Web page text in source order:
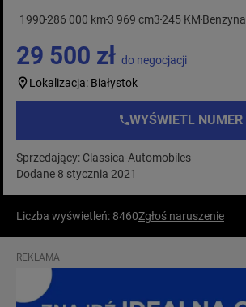
1990286 000 km3 969 cm3245 KM Benzyna
29 500 zł do negocjacji
Lokalizacja: Białystok
WYŚWIETL NUMER
Sprzedający: Classica-Automobiles
Dodane 8 stycznia 2021
Liczba wyświetleń: 8460Zgłoś naruszenie
REKLAMA